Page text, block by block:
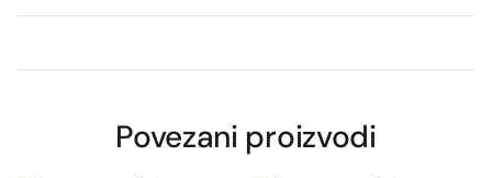
Povezani proizvodi